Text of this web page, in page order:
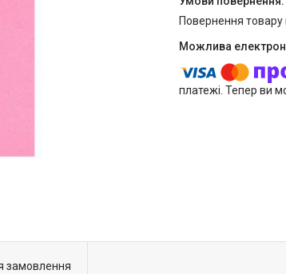
повернення
платежі. Тепер ви
замовлення